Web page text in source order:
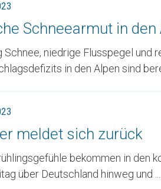
Schneearmut in
Schnee, niedrige Flusspegel und
in den Alpen sind
meldet sich zurück
bekommen in den
über Deutschland hinweg und ...